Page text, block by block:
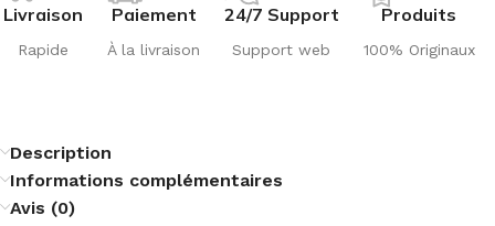
Livraison
Rapide
Paiement
À la livraison
24/7 Support
Support web
Produits
100% Originaux
Description
Informations complémentaires
Avis (0)